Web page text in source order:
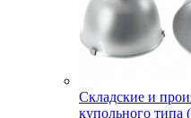
Складские и
купольного типа